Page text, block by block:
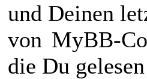
und Deinen
von MyBB-
die Du